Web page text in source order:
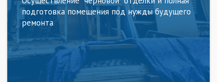
подготовка помещения под нужды будущего
ремонта